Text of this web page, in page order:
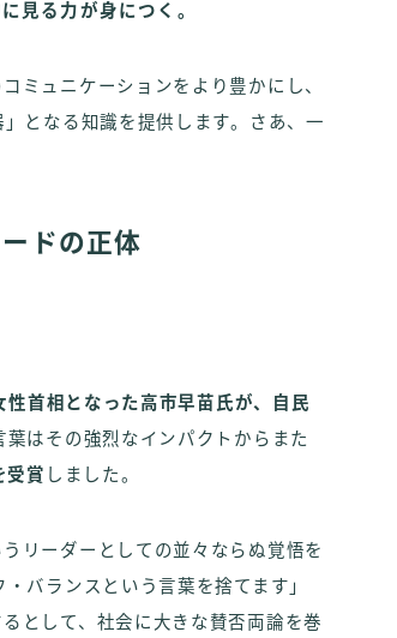
見る力が身につく。
ミュニケーションをより豊かにし、
となる知識を提供します。さあ、一
ドの正体
性首相となった高市早苗氏が、自民
葉はその強烈なインパクトからまた
受賞 しました。
リーダーとしての並々ならぬ覚悟を
バランスという言葉を捨てます」
として、社会に大きな賛否両論を巻